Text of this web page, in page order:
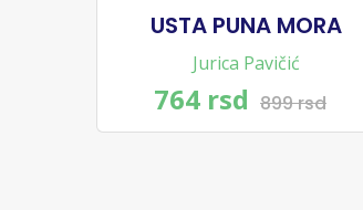
USTA PUNA MORA
Jurica Pavičić
764 rsd 899 rsd